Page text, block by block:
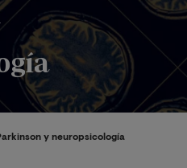
y neuropsicología